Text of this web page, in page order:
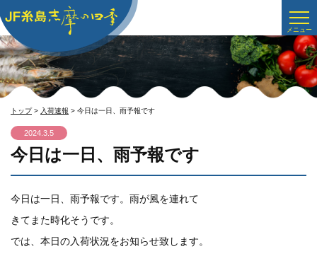
トップ> 入荷速報 > 今日は一日、雨予報です
2024.3.5
今日は一日、雨予報です
今日は一日、雨予報です。雨が風を連れて
きてまた時化そうです。
では、本日の入荷状況をお知らせ致します。